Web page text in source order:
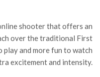
shooter that offers an
over the traditional First
play and more fun to watch
excitement and intensity.